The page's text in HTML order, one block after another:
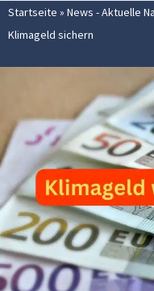
Startseite » News - Aktuelle
Klimageld sichern